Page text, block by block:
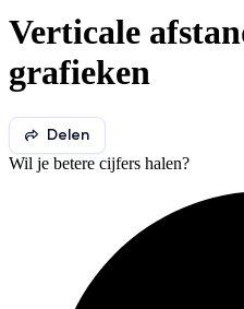
Verticale
grafieken
Delen
Wil je betere cijfers halen?